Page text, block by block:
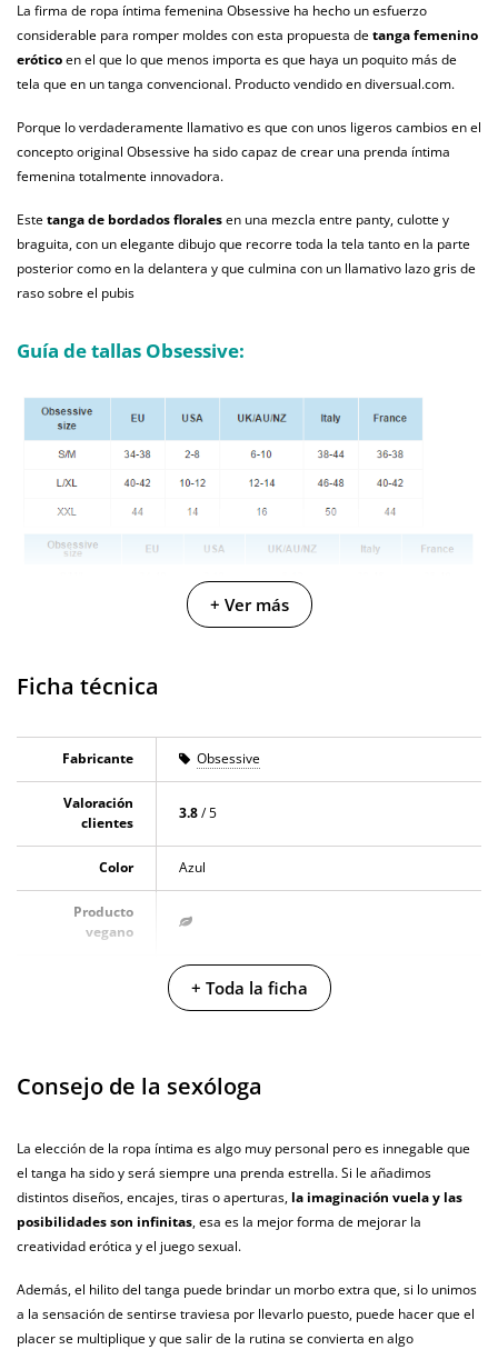
La firma de ropa íntima femenina Obsessive ha hecho un esfuerzo
considerable para romper moldes con esta propuesta detanga femenino
eróticoen el que lo que menos importa es que haya un poquito más de
tela que en un tanga convencional. Producto vendido en diversual.com.
Porque lo verdaderamente llamativo es que con unos ligeros cambios en el
concepto original Obsessive ha sido capaz de crear una prenda íntima
femenina totalmente innovadora.
Estetanga de bordados floralesen una mezcla entre panty, culotte y
braguita, con un elegante dibujo que recorre toda la tela tanto en la parte
posterior como en la delantera y que culmina con un llamativo lazo gris de
raso sobre el pubis
Guía de tallas Obsessive:
+ Ver más
Ficha técnica
Fabricante Obsessive
Valoración
clientes
3.8/ 5
Color Azul
Producto
vegano
Garantías 3 años de garantía
original
¿Cuándo lo
recibo?
El martes 11 de agosto (fecha estimada)
+ Toda la ficha
Consejo de la sexóloga
La elección de la ropa íntima es algo muy personal pero es innegable que
el tanga ha sido y será siempre una prenda estrella. Si le añadimos
distintos diseños, encajes, tiras o aperturas, la imaginación vuela y las
posibilidades son infinitas, esa es la mejor forma de mejorar la
creatividad erótica y el juego sexual.
Además, el hilito del tanga puede brindar un morbo extra que, si lo unimos
a la sensación de sentirse traviesa por llevarlo puesto, puede hacer que el
placer se multiplique y que salir de la rutina se convierta en algo